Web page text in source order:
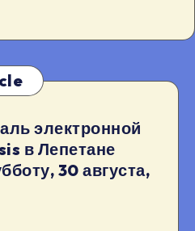
электронной
в Лепетане
30 августа,